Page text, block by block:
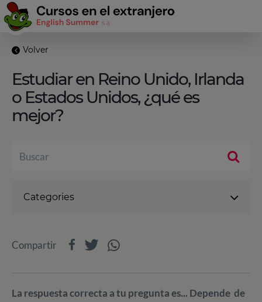
Volver
Estudiar en Reino Unido, Irlanda
o Estados Unidos, ¿qué es
mejor?
La respuesta correcta a tu pregunta es... Depende de
Categories
Compartir